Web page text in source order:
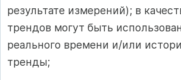
результате измерений); в
трендов могут быть
реального времени и/или
тренды;